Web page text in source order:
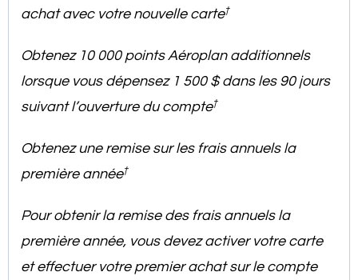
achat avec votre nouvelle carte†
Obtenez 10 000 points Aéroplan additionnels
lorsque vous dépensez 1 500 $ dans les 90 jours
suivant l’ouverture du compte†
Obtenez une remise sur les frais annuels la
première année†
Pour obtenir la remise des frais annuels la
première année, vous devez activer votre carte
et effectuer votre premier achat sur le compte